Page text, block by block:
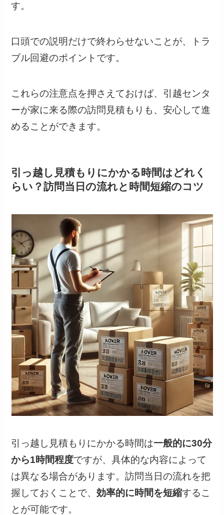
す。
口頭での説明だけで終わらせないことが、トラ
ブル回避のポイントです。
これらの注意点を押さえておけば、引越センタ
ーが家に来る際の訪問見積もりも、安心して進
めることができます。
引っ越し見積もりにかかる時間はどれく
らい？訪問当日の流れと時間短縮のコツ
引っ越し見積もりにかかる時間は一般的に30分
から1時間程度ですが、具体的な内容によって
は異なる場合があります。訪問当日の流れを把
握しておくことで、効率的に時間を短縮するこ
とが可能です。